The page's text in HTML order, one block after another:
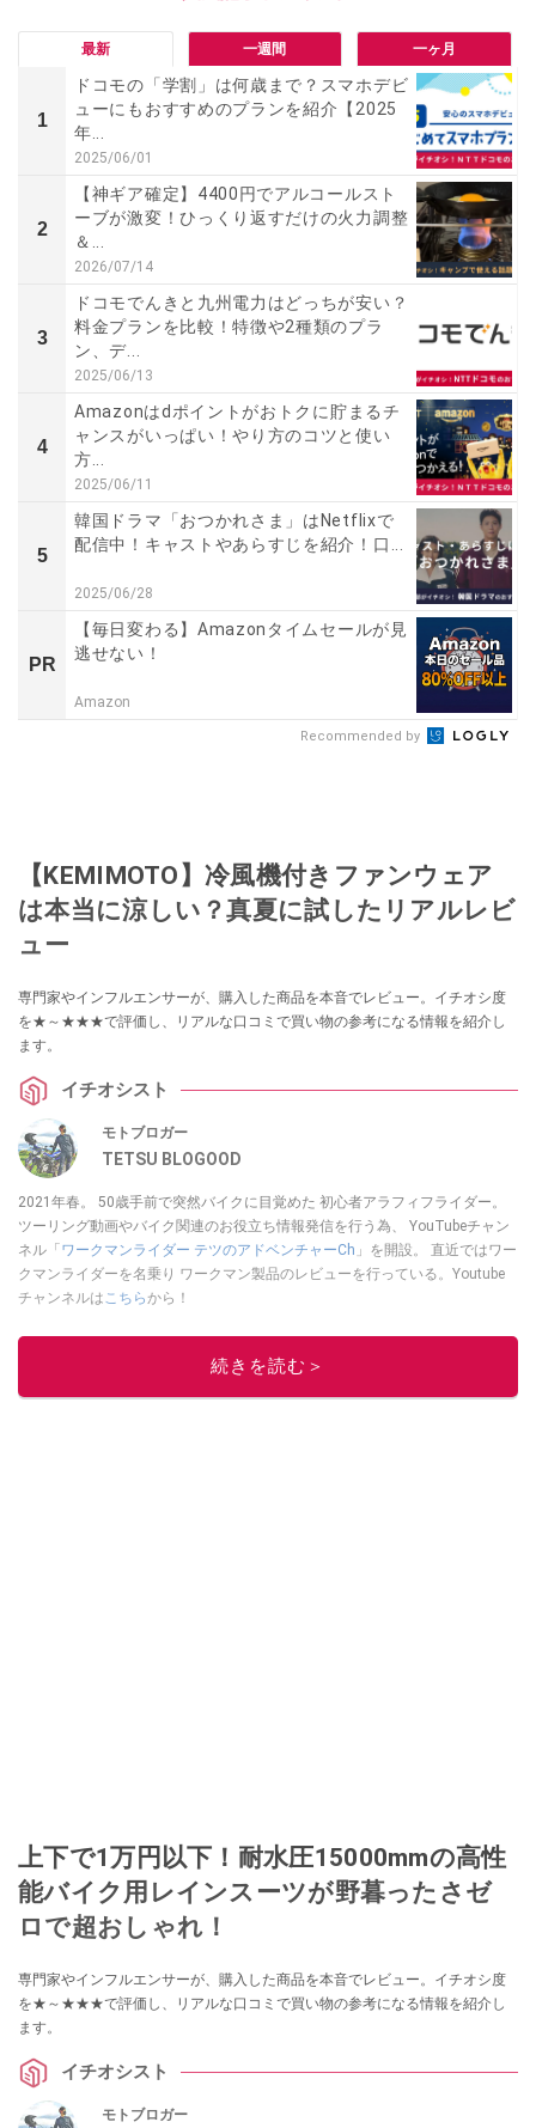
最新 一週間 一ヶ月
1
ドコモの「学割」は何歳まで？スマホデビ
ューにもおすすめのプランを紹介【2025
年...
2025/06/01
2
【神ギア確定】4400円でアルコールスト
ーブが激変！ひっくり返すだけの火力調整
＆...
2026/07/14
3
ドコモでんきと九州電力はどっちが安い？
料金プランを比較！特徴や2種類のプラ
ン、デ...
2025/06/13
4
Amazonはdポイントがおトクに貯まるチ
ャンスがいっぱい！やり方のコツと使い
方...
2025/06/11
5
韓国ドラマ「おつかれさま」はNetflixで
配信中！キャストやあらすじを紹介！口...
2025/06/28
PR
【毎日変わる】Amazonタイムセールが見
逃せない！
Amazon
Recommended by
【KEMIMOTO】冷風機付きファンウェア
は本当に涼しい？真夏に試したリアルレビ
ュー
専門家やインフルエンサーが、購入した商品を本音でレビュー。イチオシ度
を★～★★★で評価し、リアルな口コミで買い物の参考になる情報を紹介し
ます。
イチオシスト
モトブロガー
TETSU BLOGOOD
2021年春。 50歳手前で突然バイクに目覚めた 初心者アラフィフライダー。
ツーリング動画やバイク関連のお役立ち情報発信を行う為、 YouTubeチャン
ネル「ワークマンライダー テツのアドベンチャーCh 」を開設。 直近ではワー
クマンライダーを名乗り ワークマン製品のレビューを行っている。Youtube
チャンネルは こちらから！
このイチオシストの他の記事を読む
続きを読む＞
上下で1万円以下！耐水圧15000mmの高性
能バイク用レインスーツが野暮ったさゼ
ロで超おしゃれ！
専門家やインフルエンサーが、購入した商品を本音でレビュー。イチオシ度
を★～★★★で評価し、リアルな口コミで買い物の参考になる情報を紹介し
ます。
イチオシスト
モトブロガー